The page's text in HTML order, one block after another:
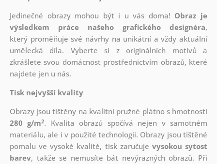
Jedinečné obrazy mohou být i u vás doma! Obraz je
výsledkem práce našeho grafického designéra,
který proměňuje své návrhy na unikátní a vždy aktuální
umělecká díla. Vyberte si z originálních motivů a
zkrášlete svou domácnost prostřednictvím obrazů, které
najdete jen u nás.
Tisk nejvyšší kvality
Obrazy jsou tištěny na kvalitní pružné plátno s hmotností
280 g/m2. Kvalita obrazů spočívá nejen v samotném
materiálu, ale i v použité technologii. Obrazy jsou tištěné
pomalu ve vysoké kvalitě, tisk zaručuje vysokou sytost
barev, takže se nemusíte bát nevýrazných obrazů. Při